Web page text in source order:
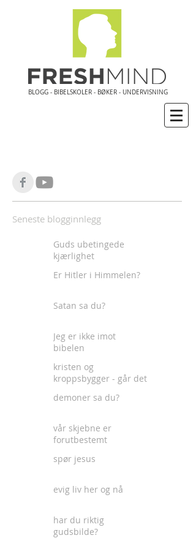
BLOGG - BIBELSKOLER - BØKER - UNDERVISNING
Seneste blogginnlegg
Guds ubetingede
kjærlighet
Er Hitler i Himmelen?
Satan sa du?
Jeg er ikke imot
bibelen
kristen og
kroppsbygger - går det
demoner sa du?
vår skjebne er
forutbestemt
spør jesus
evig liv her og nå
har du riktig
gudsbilde?